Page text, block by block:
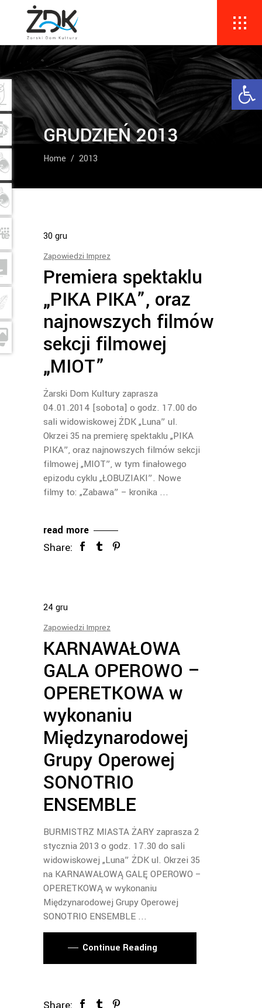
GRUDZIEŃ 2013
Home / 2013
30gru
Zapowiedzi Imprez
Premiera spektaklu
„PIKA PIKA”, oraz
najnowszych filmów
sekcji filmowej
„MIOT”
Żarski Dom Kultury zaprasza
04.01.2014 [sobota] o godz. 17.00 do
sali widowiskowej ŻDK „Luna” ul.
Okrzei 35 na premierę spektaklu „PIKA
PIKA”, oraz najnowszych filmów sekcji
filmowej „MIOT”, w tym finałowego
epizodu cyklu „ŁOBUZIAKI”. Nowe
filmy to: „Zabawa” – kronika
read more
Share:
24 gru
Zapowiedzi Imprez
KARNAWAŁOWA
GALA OPEROWO –
OPERETKOWA w
wykonaniu
Międzynarodowej
Grupy Operowej
SONOTRIO
ENSEMBLE
BURMISTRZ MIASTA ŻARY zaprasza 2
stycznia 2013 o godz. 17.30 do sali
widowiskowej „Luna” ŻDK ul. Okrzei 35
na KARNAWAŁOWĄ GALĘ OPEROWO –
OPERETKOWĄ w wykonaniu
Międzynarodowej Grupy Operowej
SONOTRIO ENSEMBLE
Continue Reading